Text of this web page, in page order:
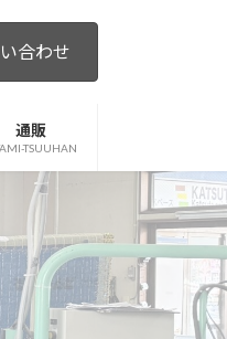
合わせ
通販
TSUUHAN